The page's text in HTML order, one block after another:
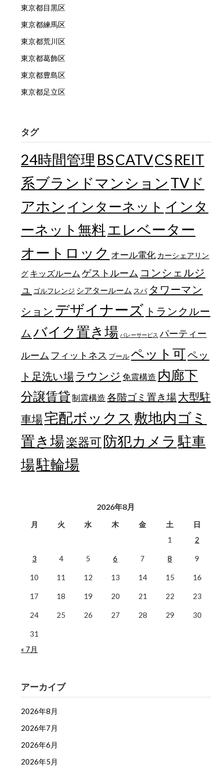
東京都目黒区
東京都練馬区
東京都荒川区
東京都葛飾区
東京都豊島区
東京都足立区
タグ
24時間管理 BSCATVCS REIT
系ブランドマンション TVド
アホン インターネット インタ
ーネット無料エレベーター
オートロック オール電化 カーシェアリン
グ キッズルーム ゲストルーム コンシェルジ
ュ
ゴルフレンジ シアタールーム スパ タワーマン
ション デザイナーズ トランクルー
ム バイク置き場 バレーサービス パーティー
ルーム フィットネス プール ペット可ペッ
ト足洗い場 ラウンジ 免震構造 内廊下
分譲賃貸 制震構造 各階ゴミ置き場大型駐
車場宅配ボックス 敷地内ゴミ
置き場楽器可防犯カメラ 駐車
場駐輪場
2026年8月
月 火 水 木 金 土
日
1
2
3 4 5 6 7 8 9
10 11 12 13 14 15 16
17 18 19 20 21 22 23
24 25 26 27 28 29 30
31
« 7月
アーカイブ
2026年8月
2026年7月
2026年6月
2026年5月